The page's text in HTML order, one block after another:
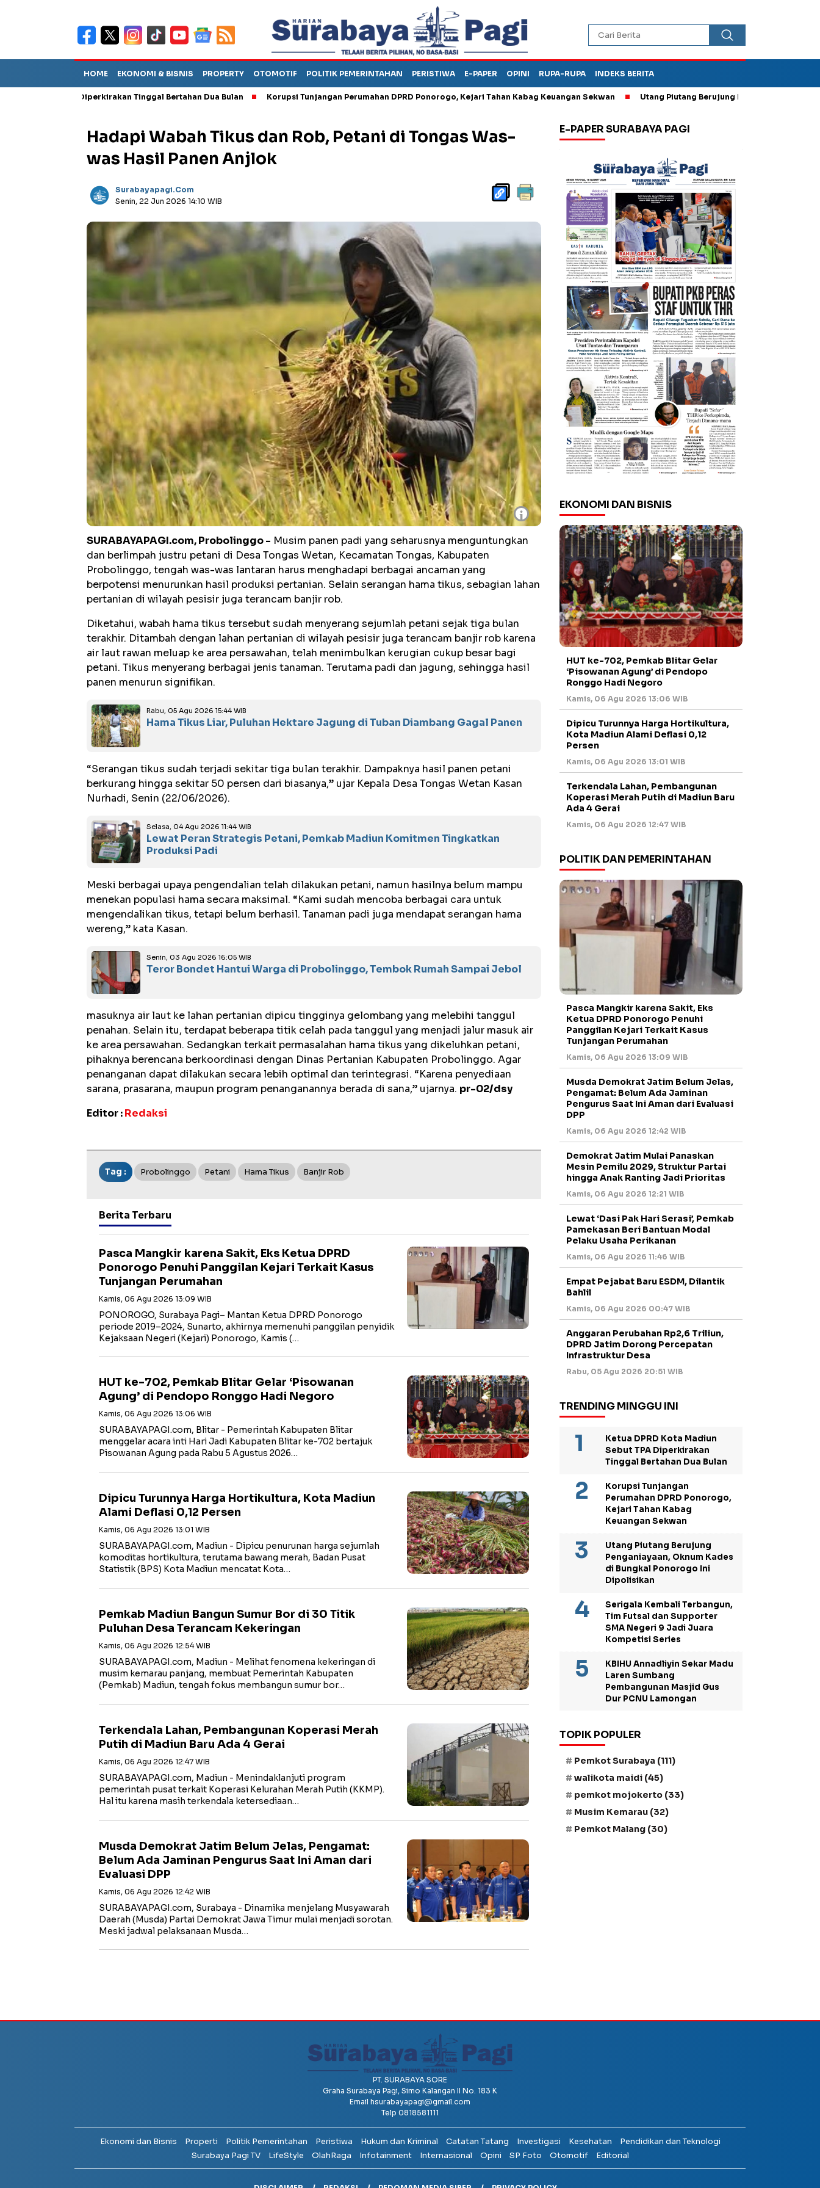
HOME EKONOMI & BISNIS PROPERTY OTOMOTIF POLITIK PEMERINTAHAN PERISTIWA E-PAPER OPINI RUPA-RUPA INDEKS BERITA
TPA Diperkirakan Tinggal Bertahan Dua Bulan Korupsi Tunjangan Perumahan DPRD Ponorogo, Kejari Tahan Kabag Keuangan Sekwan Utang Piutang Berujung Penganiayaan, Oknum
Hadapi Wabah Tikus dan Rob, Petani di Tongas Was-
was Hasil Panen Anjlok
Surabayapagi.com
Senin, 22 Jun 2026 14:10 WIB
i
SURABAYAPAGI.com, Probolinggo - Musim panen padi yang seharusnya menguntungkan
dan berlimpah justru petani di Desa Tongas Wetan, Kecamatan Tongas, Kabupaten
Probolinggo, tengah was-was lantaran harus menghadapi berbagai ancaman yang
berpotensi menurunkan hasil produksi pertanian. Selain serangan hama tikus, sebagian lahan
pertanian di wilayah pesisir juga terancam banjir rob.
Diketahui, wabah hama tikus tersebut sudah menyerang sejumlah petani sejak tiga bulan
terakhir. Ditambah dengan lahan pertanian di wilayah pesisir juga terancam banjir rob karena
air laut rawan meluap ke area persawahan, telah menimbulkan kerugian cukup besar bagi
petani. Tikus menyerang berbagai jenis tanaman. Terutama padi dan jagung, sehingga hasil
panen menurun signifikan.
Rabu, 05 Agu 2026 15:44 WIB
Hama Tikus Liar, Puluhan Hektare Jagung di Tuban Diambang Gagal Panen
“Serangan tikus sudah terjadi sekitar tiga bulan terakhir. Dampaknya hasil panen petani
berkurang hingga sekitar 50 persen dari biasanya,” ujar Kepala Desa Tongas Wetan Kasan
Nurhadi, Senin (22/06/2026).
Selasa, 04 Agu 2026 11:44 WIB
Lewat Peran Strategis Petani, Pemkab Madiun Komitmen Tingkatkan
Produksi Padi
Meski berbagai upaya pengendalian telah dilakukan petani, namun hasilnya belum mampu
menekan populasi hama secara maksimal. “Kami sudah mencoba berbagai cara untuk
mengendalikan tikus, tetapi belum berhasil. Tanaman padi juga mendapat serangan hama
wereng,” kata Kasan.
Senin, 03 Agu 2026 16:05 WIB
Teror Bondet Hantui Warga di Probolinggo, Tembok Rumah Sampai Jebol
masuknya air laut ke lahan pertanian dipicu tingginya gelombang yang melebihi tanggul
penahan. Selain itu, terdapat beberapa titik celah pada tanggul yang menjadi jalur masuk air
ke area persawahan. Sedangkan terkait permasalahan hama tikus yang dikeluhkan petani,
pihaknya berencana berkoordinasi dengan Dinas Pertanian Kabupaten Probolinggo. Agar
penanganan dapat dilakukan secara lebih optimal dan terintegrasi. “Karena penyediaan
sarana, prasarana, maupun program penanganannya berada di sana,” ujarnya. pr-02/dsy
Editor :Redaksi
Tag : Probolinggo Petani Hama Tikus Banjir Rob
Berita Terbaru
Pasca Mangkir karena Sakit, Eks Ketua DPRD
Ponorogo Penuhi Panggilan Kejari Terkait Kasus
Tunjangan Perumahan
Kamis, 06 Agu 2026 13:09 WIB
PONOROGO, Surabaya Pagi– Mantan Ketua DPRD Ponorogo
periode 2019–2024, Sunarto, akhirnya memenuhi panggilan penyidik
Kejaksaan Negeri (Kejari) Ponorogo, Kamis (…
HUT ke-702, Pemkab Blitar Gelar ‘Pisowanan
Agung’ di Pendopo Ronggo Hadi Negoro
Kamis, 06 Agu 2026 13:06 WIB
SURABAYAPAGI.com, Blitar - Pemerintah Kabupaten Blitar
menggelar acara inti Hari Jadi Kabupaten Blitar ke-702 bertajuk
Pisowanan Agung pada Rabu 5 Agustus 2026…
Dipicu Turunnya Harga Hortikultura, Kota Madiun
Alami Deflasi 0,12 Persen
Kamis, 06 Agu 2026 13:01 WIB
SURABAYAPAGI.com, Madiun - Dipicu penurunan harga sejumlah
komoditas hortikultura, terutama bawang merah, Badan Pusat
Statistik (BPS) Kota Madiun mencatat Kota…
Pemkab Madiun Bangun Sumur Bor di 30 Titik
Puluhan Desa Terancam Kekeringan
Kamis, 06 Agu 2026 12:54 WIB
SURABAYAPAGI.com, Madiun - Melihat fenomena kekeringan di
musim kemarau panjang, membuat Pemerintah Kabupaten
(Pemkab) Madiun, tengah fokus membangun sumur bor…
Terkendala Lahan, Pembangunan Koperasi Merah
Putih di Madiun Baru Ada 4 Gerai
Kamis, 06 Agu 2026 12:47 WIB
SURABAYAPAGI.com, Madiun - Menindaklanjuti program
pemerintah pusat terkait Koperasi Kelurahan Merah Putih (KKMP).
Hal itu karena masih terkendala ketersediaan…
Musda Demokrat Jatim Belum Jelas, Pengamat:
Belum Ada Jaminan Pengurus Saat Ini Aman dari
Evaluasi DPP
Kamis, 06 Agu 2026 12:42 WIB
SURABAYAPAGI.com, Surabaya - Dinamika menjelang Musyawarah
Daerah (Musda) Partai Demokrat Jawa Timur mulai menjadi sorotan.
Meski jadwal pelaksanaan Musda…
E-PAPER SURABAYA PAGI
EKONOMI DAN BISNIS
HUT ke-702, Pemkab Blitar Gelar
‘Pisowanan Agung’ di Pendopo
Ronggo Hadi Negoro
Kamis, 06 Agu 2026 13:06 WIB
Dipicu Turunnya Harga Hortikultura,
Kota Madiun Alami Deflasi 0,12
Persen
Kamis, 06 Agu 2026 13:01 WIB
Terkendala Lahan, Pembangunan
Koperasi Merah Putih di Madiun Baru
Ada 4 Gerai
Kamis, 06 Agu 2026 12:47 WIB
POLITIK DAN PEMERINTAHAN
Pasca Mangkir karena Sakit, Eks
Ketua DPRD Ponorogo Penuhi
Panggilan Kejari Terkait Kasus
Tunjangan Perumahan
Kamis, 06 Agu 2026 13:09 WIB
Musda Demokrat Jatim Belum Jelas,
Pengamat: Belum Ada Jaminan
Pengurus Saat Ini Aman dari Evaluasi
DPP
Kamis, 06 Agu 2026 12:42 WIB
Demokrat Jatim Mulai Panaskan
Mesin Pemilu 2029, Struktur Partai
hingga Anak Ranting Jadi Prioritas
Kamis, 06 Agu 2026 12:21 WIB
Lewat ‘Dasi Pak Hari Serasi’, Pemkab
Pamekasan Beri Bantuan Modal
Pelaku Usaha Perikanan
Kamis, 06 Agu 2026 11:46 WIB
Empat Pejabat Baru ESDM, Dilantik
Bahlil
Kamis, 06 Agu 2026 00:47 WIB
Anggaran Perubahan Rp2,6 Triliun,
DPRD Jatim Dorong Percepatan
Infrastruktur Desa
Rabu, 05 Agu 2026 20:51 WIB
TRENDING MINGGU INI
Ketua DPRD Kota Madiun
Sebut TPA Diperkirakan
Tinggal Bertahan Dua Bulan
Korupsi Tunjangan
Perumahan DPRD Ponorogo,
Kejari Tahan Kabag
Keuangan Sekwan
Utang Piutang Berujung
Penganiayaan, Oknum Kades
di Bungkal Ponorogo Ini
Dipolisikan
Serigala Kembali Terbangun,
Tim Futsal dan Supporter
SMA Negeri 9 Jadi Juara
Kompetisi Series
KBIHU Annadliyin Sekar Madu
Laren Sumbang
Pembangunan Masjid Gus
Dur PCNU Lamongan
TOPIK POPULER
Pemkot Surabaya (111)
walikota maidi (45)
pemkot mojokerto (33)
Musim Kemarau (32)
Pemkot Malang (30)
PT. SURABAYA SORE
Graha Surabaya Pagi, Simo Kalangan II No. 183 K
Email hsurabayapagi@gmail.com
Telp 0818581111
Ekonomi dan Bisnis Properti Politik Pemerintahan Peristiwa Hukum dan Kriminal Catatan Tatang Investigasi Kesehatan
Pendidikan dan Teknologi
Surabaya Pagi TV
LifeStyle OlahRaga Infotainment Internasional Opini SP Foto Otomotif Editorial